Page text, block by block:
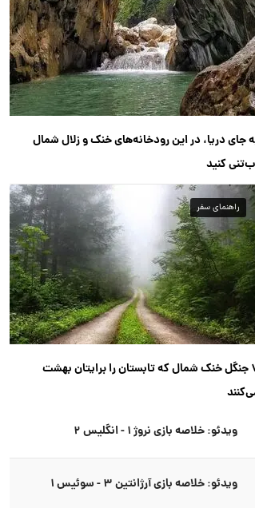
جای دریا، در این رودخانه‌های خنک و زلال شمال
کنید
راهنمای سفر
۷ جنگل خنک شمال که تابستان را برایتان بهشت
ویدئو: خلاصه بازی نروژ ۱ - انگلیس ۲
ویدئو: خلاصه بازی آرژانتین ۳ - سوئیس ۱